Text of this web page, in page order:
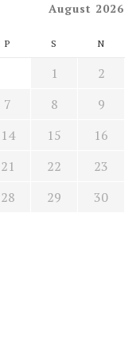
August 2026
P S N
1
2
7 8
9
14 15
16
21 22
23
28 29
30